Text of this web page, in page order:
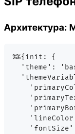
Архитектура:
%%{init: {
'theme':